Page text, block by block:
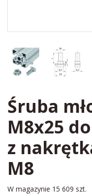
Śruba
M8x25
z
M8
W magazynie 15 609 szt.